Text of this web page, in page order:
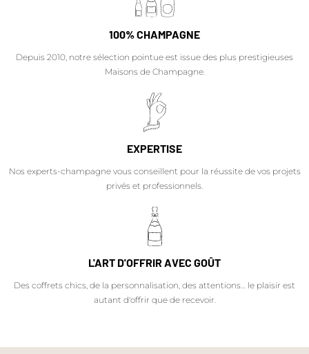
100% CHAMPAGNE
Depuis 2010, notre sélection pointue est issue des plus prestigieuses
Maisons de Champagne.
EXPERTISE
Nos experts-champagne vous conseillent pour la réussite de vos projets
privés et professionnels.
L'ART D'OFFRIR AVEC GOÛT
Des coffrets chics, de la personnalisation, des attentions… le plaisir est
autant d'offrir que de recevoir.